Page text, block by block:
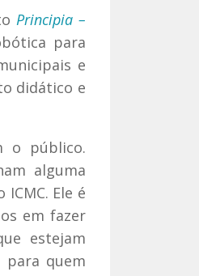
Principia –
para
e
didático e
o público.
alguma
Ele é
em fazer
estejam
para quem